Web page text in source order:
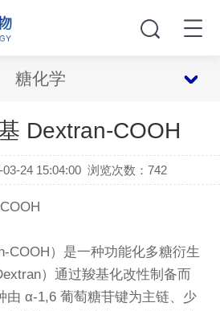
糖化学
Dextran-COOH
24 15:04:00 浏览次数：742
COOH）是一种功能化多糖衍生
）通过羧基化改性制备而
由 α-1,6 葡萄糖苷键为主链、少